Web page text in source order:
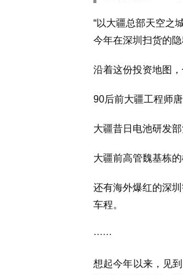
“以大疆总部天空之
今年在深圳扫货的隐
沿着这份投资地图，
90后前大疆工程师
大疆昔日电池研发
大疆前高管魏基栋
还有海外爆红的深
车程。
······
想起今年以来，见